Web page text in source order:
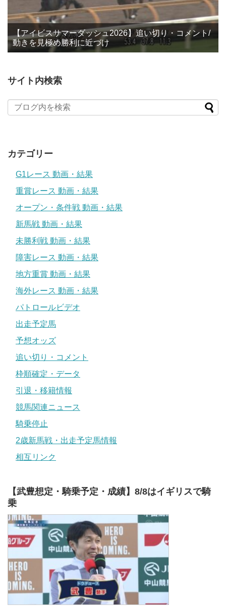
【アイビスサマーダッシュ2026】追い切り・コメント/
動きを見極め勝利に近づけ
サイト内検索
カテゴリー
G1レース 動画・結果
重賞レース 動画・結果
オープン・条件戦 動画・結果
新馬戦 動画・結果
未勝利戦 動画・結果
障害レース 動画・結果
地方重賞 動画・結果
海外レース 動画・結果
パトロールビデオ
出走予定馬
予想オッズ
追い切り・コメント
枠順確定・データ
引退・移籍情報
競馬関連ニュース
騎乗停止
2歳新馬戦・出走予定馬情報
相互リンク
【武豊想定・騎乗予定・成績】8/8はイギリスで騎
乗